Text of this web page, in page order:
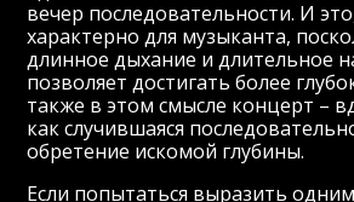
вечер последовательности. И
характерно для музыканта,
длинное дыхание и длительное
позволяет достигать более
также в этом смысле концерт –
как случившаяся
обретение искомой глубины.
Если попытаться выразить